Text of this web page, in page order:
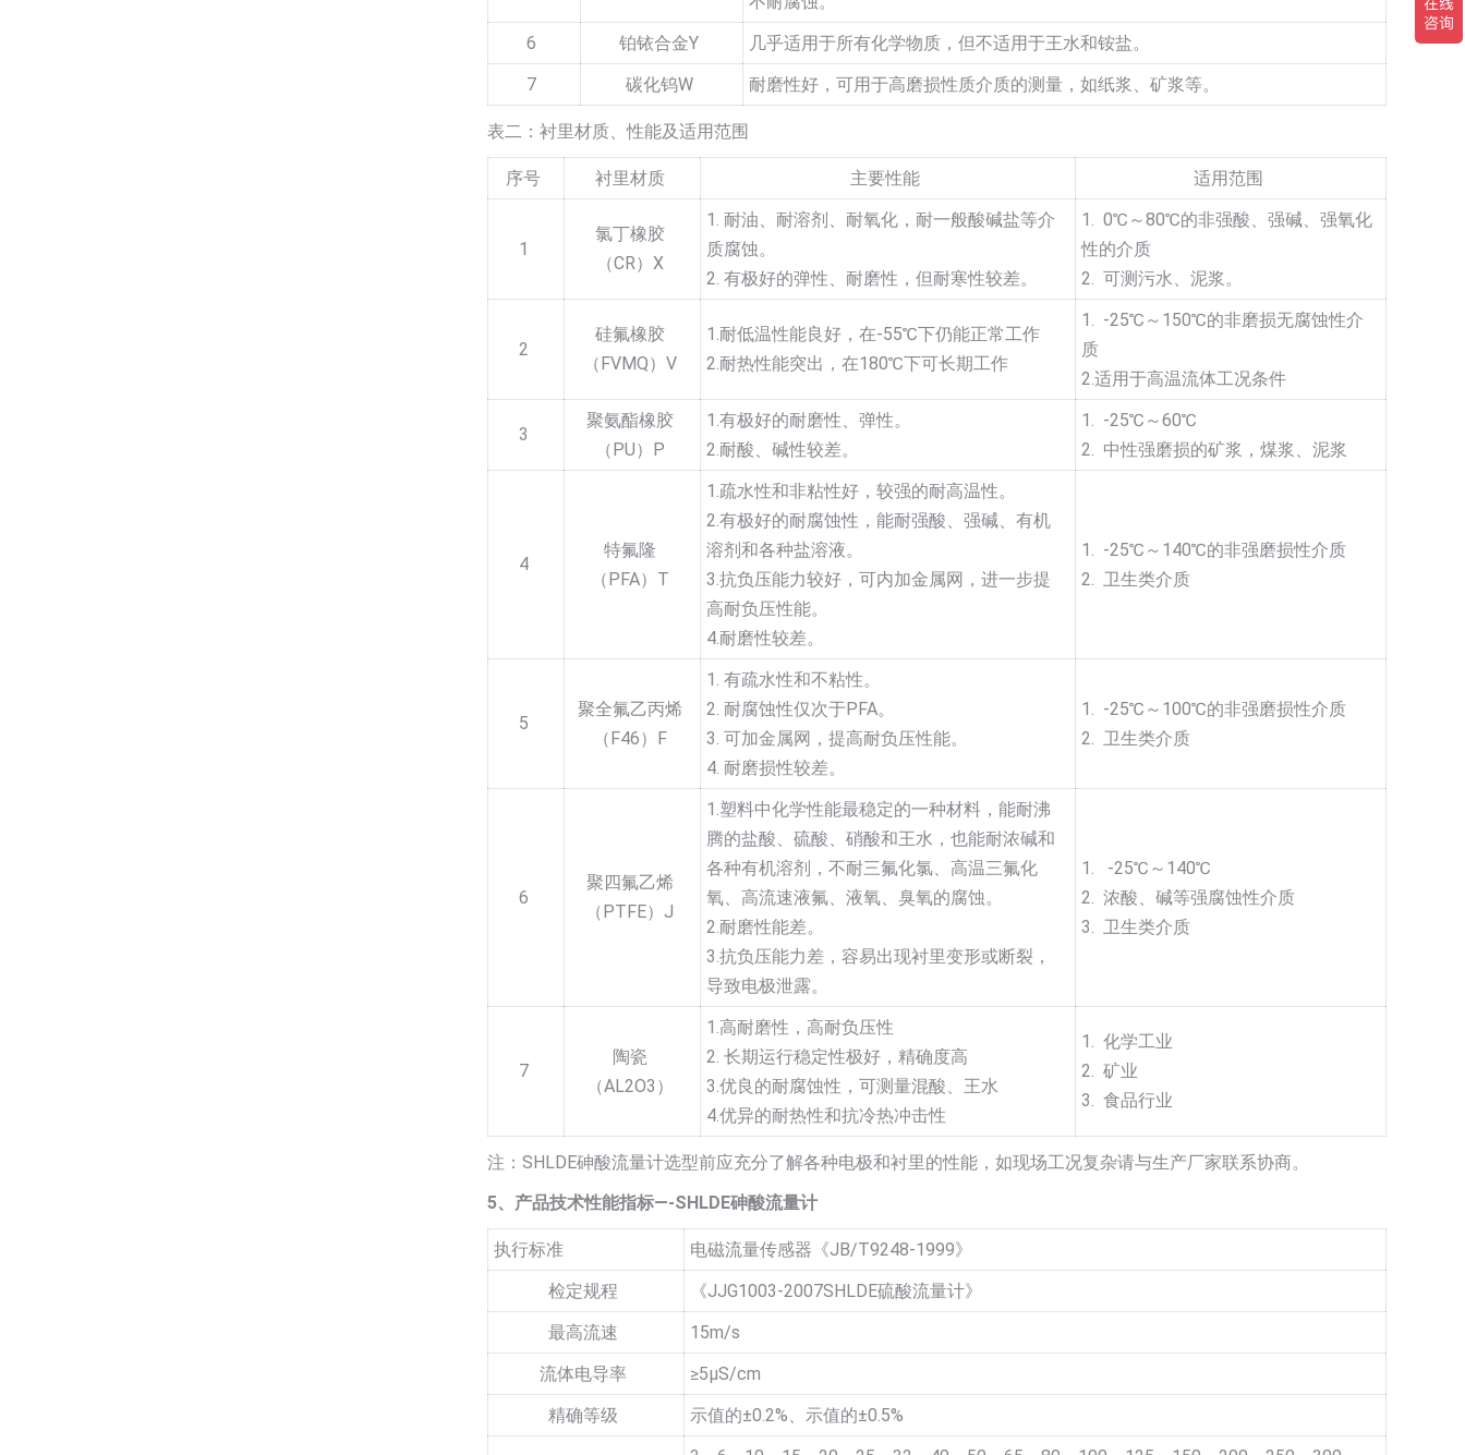
6
铂铱合金Y
几乎适用于所有化学物质，但不适用于王水和铵盐。
7
碳化钨W 耐磨性好，可用于高磨损性质介质的测量，如纸浆、矿浆等。
表二：衬里材质、性能及适用范围
序号 衬里材质 主要性能 适用范围
1
氯丁橡胶
（CR）X
1. 耐油、耐溶剂、耐氧化，耐一般酸碱盐等介
质腐蚀。
2. 有极好的弹性、耐磨性，但耐寒性较差。
1. 0℃～80℃的非强酸、强碱、强氧化
性的介质
2. 可测污水、泥浆。
2
硅氟橡胶
（FVMQ）V
1.耐低温性能良好，在-55℃下仍能正常工作
2.耐热性能突出，在180℃下可长期工作
1. -25℃～150℃的非磨损无腐蚀性介
质
2.适用于高温流体工况条件
3
聚氨酯橡胶
（PU）P
1.有极好的耐磨性、弹性。
2.耐酸、碱性较差。
1. -25℃～60℃
2. 中性强磨损的矿浆，煤浆、泥浆
4
特氟隆
（PFA）T
1.疏水性和非粘性好，较强的耐高温性。
2.有极好的耐腐蚀性，能耐强酸、强碱、有机
溶剂和各种盐溶液。
3.抗负压能力较好，可内加金属网，进一步提
高耐负压性能。
4.耐磨性较差。
1. -25℃～140℃的非强磨损性介质
2. 卫生类介质
5
聚全氟乙丙烯
（F46）F
1. 有疏水性和不粘性。
2. 耐腐蚀性仅次于PFA。
3. 可加金属网，提高耐负压性能。
4. 耐磨损性较差。
1. -25℃～100℃的非强磨损性介质
2. 卫生类介质
6
聚四氟乙烯
（PTFE）J
1.塑料中化学性能最稳定的一种材料，能耐沸
腾的盐酸、硫酸、硝酸和王水，也能耐浓碱和
各种有机溶剂，不耐三氟化氯、高温三氟化
氧、高流速液氟、液氧、臭氧的腐蚀。
2.耐磨性能差。
3.抗负压能力差，容易出现衬里变形或断裂，
导致电极泄露。
1. -25℃～140℃
2. 浓酸、碱等强腐蚀性介质
3. 卫生类介质
7
陶瓷
（AL2O3）
1.高耐磨性，高耐负压性
2. 长期运行稳定性极好，精确度高
3.优良的耐腐蚀性，可测量混酸、王水
4.优异的耐热性和抗冷热冲击性
1. 化学工业
2. 矿业
3. 食品行业
注：SHLDE砷酸流量计选型前应充分了解各种电极和衬里的性能，如现场工况复杂请与生产厂家联系协商。
5、产品技术性能指标—-SHLDE砷酸流量计
执行标准
电磁流量传感器《JB/T9248-1999》
检定规程
《JJG1003-2007SHLDE硫酸流量计》
最高流速
15m/s
流体电导率
≥5µS/cm
精确等级
示值的±0.2%、示值的±0.5%